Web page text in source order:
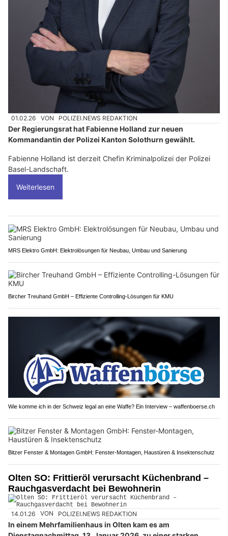
01.02.26 VON POLIZEI.NEWS REDAKTION
Der Regierungsrat hat Fabienne Holland zur neuen
Kommandantin der Polizei Kanton Solothurn gewählt.
Fabienne Holland ist derzeit Chefin Kriminalpolizei der Polizei
Basel-Landschaft.
Weiterlesen
MRS Elektro GmbH: Elektrolösungen für Neubau, Umbau und Sanierung
Bircher Treuhand GmbH – Effiziente Controlling-Lösungen für KMU
Wie komme ich in der Schweiz legal an eine Waffe? Ein Interview – waffenboerse.ch
Bitzer Fenster & Montagen GmbH: Fenster-Montagen, Haustüren & Insektenschutz
Olten SO: Frittieröl verursacht Küchenbrand –
Rauchgasverdacht bei Bewohnerin
14.01.26 VON POLIZEI.NEWS REDAKTION
In einem Mehrfamilienhaus in Olten kam es am